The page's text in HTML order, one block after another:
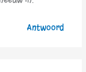
Antwoord